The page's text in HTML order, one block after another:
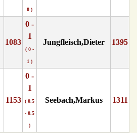
0 )
1083
0 -
1
( 0 -
1 )
Jungfleisch,Dieter 1395
1153
0 -
1
( 0.5
- 0.5
)
Seebach,Markus 1311